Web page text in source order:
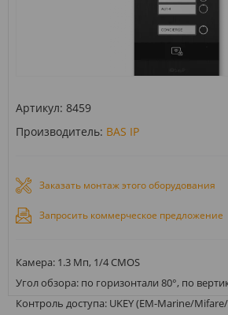
Артикул: 8459
Производитель: BAS IP
Заказать монтаж этого оборудования
Запросить коммерческое предложение
Камера: 1.3 Мп, 1/4 CMOS
Угол обзора: по горизонтали 80°, по
Контроль доступа: UKEY (EM-Marine/